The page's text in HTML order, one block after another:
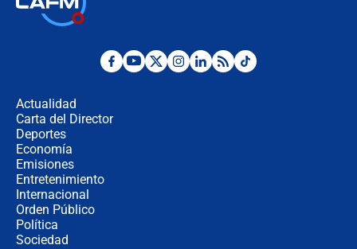
¿Por qué De la Espriella gobernará
Actualidad
Carta del Director
Deportes
Economía
Emisiones
Entretenimiento
Internacional
Orden Público
Política
Sociedad